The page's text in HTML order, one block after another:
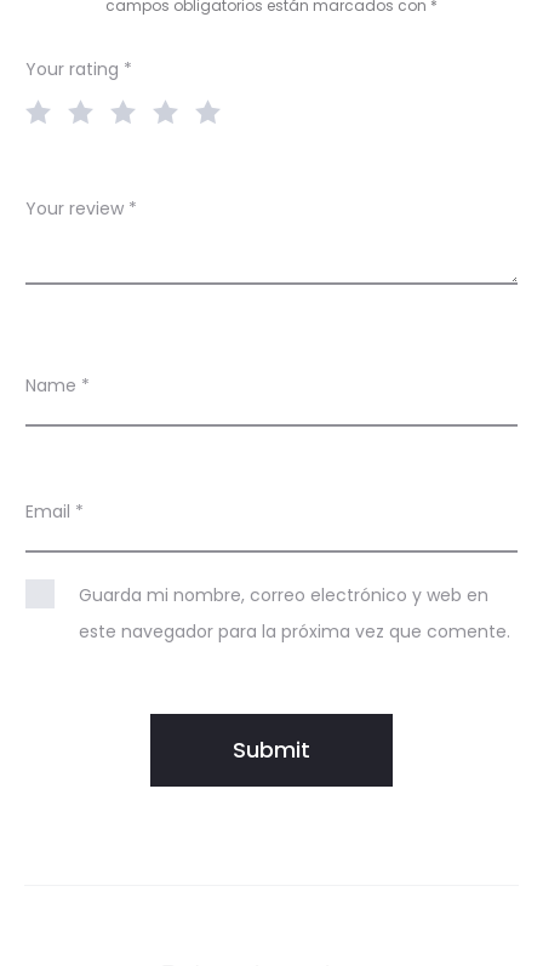
e
w
s
campos obligatorios están marcados con *
Your rating *
Your review *
Name *
Email *
Guarda mi nombre, correo electrónico y web en
este navegador para la próxima vez que comente.